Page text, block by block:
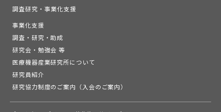
調査研究・事業化支援
事業化支援
調査・研究・助成
研究会・勉強会 等
医療機器産業研究所について
研究員紹介
研究協力制度のご案内（入会のご案内）